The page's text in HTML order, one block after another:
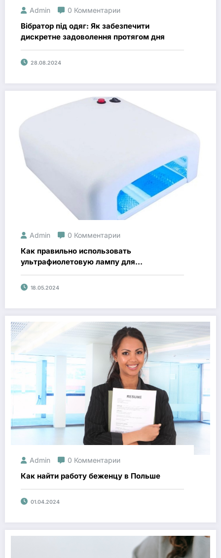
Admin 0 Комментарии
Вібратор під одяг: Як забезпечити
дискретне задоволення протягом дня
28.08.2024
Admin 0 Комментарии
Как правильно использовать
ультрафиолетовую лампу для
18.05.2024
Admin 0 Комментарии
Как найти работу беженцу в Польше
01.04.2024